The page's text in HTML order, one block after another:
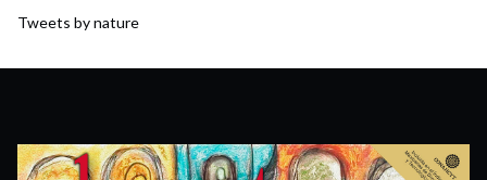
Tweets by nature